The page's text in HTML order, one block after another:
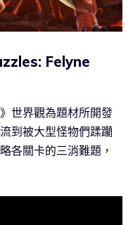
Felyne
世界觀為題材所開發
到被大型怪物們蹂躪
各關卡的三消難題，